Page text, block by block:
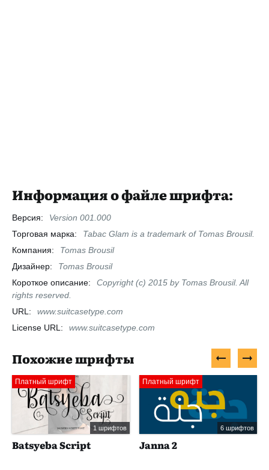
Информация о файле шрифта:
Версия:
Version 001.000
Торговая марка:
Tabac Glam is a trademark of Tomas Brousil.
Компания:
Tomas Brousil
Дизайнер:
Tomas Brousil
Короткое описание:
Copyright (c) 2015 by Tomas Brousil. All
rights reserved.
URL:
www.suitcasetype.com
License URL:
www.suitcasetype.com
Похожие шрифты
Платный шрифт
1 шрифтов
Batsyeba Script
Платный шрифт
6 шрифтов
Janna 2